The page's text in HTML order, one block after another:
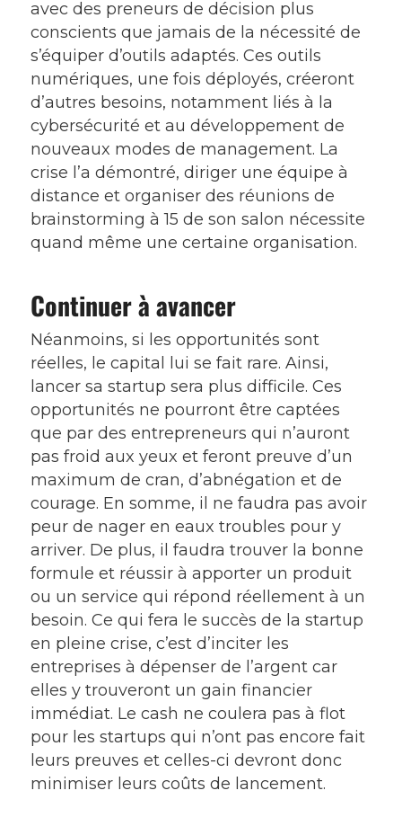
avec des preneurs de décision plus
conscients que jamais de la nécessité de
s’équiper d’outils adaptés. Ces outils
numériques, une fois déployés, créeront
d’autres besoins, notamment liés à la
cybersécurité et au développement de
nouveaux modes de management. La
crise l’a démontré, diriger une équipe à
distance et organiser des réunions de
brainstorming à 15 de son salon nécessite
quand même une certaine organisation.
Continuer à avancer
Néanmoins, si les opportunités sont
réelles, le capital lui se fait rare. Ainsi,
lancer sa startup sera plus difficile. Ces
opportunités ne pourront être captées
que par des entrepreneurs qui n’auront
pas froid aux yeux et feront preuve d’un
maximum de cran, d’abnégation et de
courage. En somme, il ne faudra pas avoir
peur de nager en eaux troubles pour y
arriver. De plus, il faudra trouver la bonne
formule et réussir à apporter un produit
ou un service qui répond réellement à un
besoin. Ce qui fera le succès de la startup
en pleine crise, c’est d’inciter les
entreprises à dépenser de l’argent car
elles y trouveront un gain financier
immédiat. Le cash ne coulera pas à flot
pour les startups qui n’ont pas encore fait
leurs preuves et celles-ci devront donc
minimiser leurs coûts de lancement.